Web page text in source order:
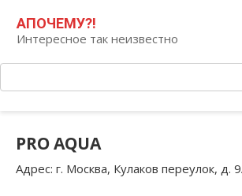
контенту
АПОЧЕМУ?!
Интересное так неизвестно
PRO AQUA
Адрес: г. Москва, Кулаков переулок, д.